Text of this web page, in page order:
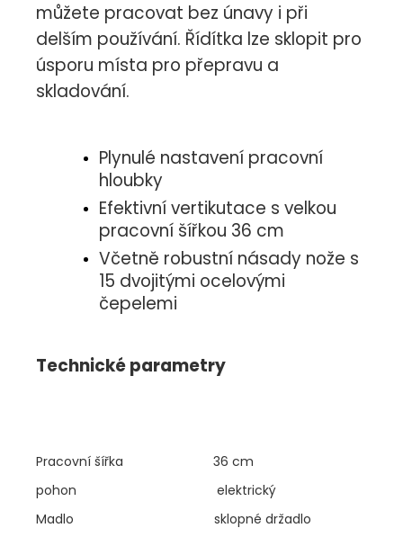
můžete pracovat bez únavy i při
delším používání. Řídítka lze sklopit pro
úsporu místa pro přepravu a
skladování.
Plynulé nastavení pracovní
hloubky
Efektivní vertikutace s velkou
pracovní šířkou 36 cm
Včetně robustní násady nože s
15 dvojitými ocelovými
čepelemi
Technické parametry
Pracovní šířka 36 cm
pohon elektrický
Madlo sklopné držadlo